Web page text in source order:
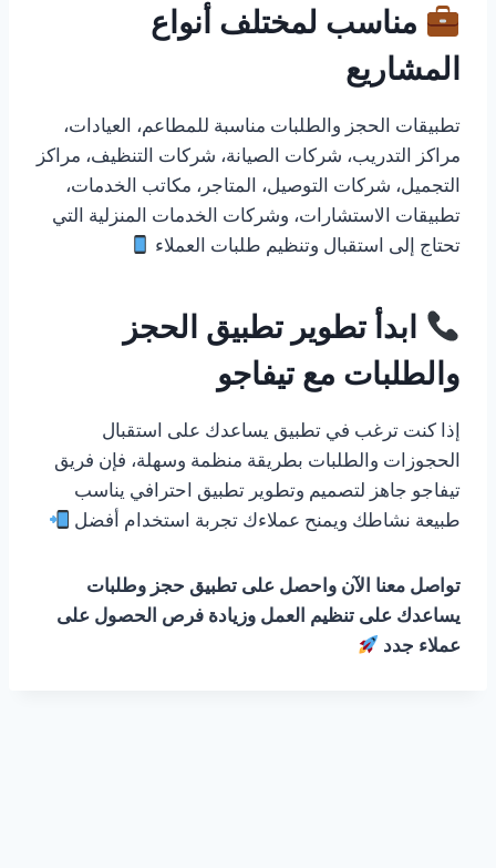
مناسب لمختلف أنواع
المشاريع
تطبيقات الحجز والطلبات مناسبة للمطاعم، العيادات،
مراكز التدريب، شركات الصيانة، شركات التنظيف، مراكز
التجميل، شركات التوصيل، المتاجر، مكاتب الخدمات،
تطبيقات الاستشارات، وشركات الخدمات المنزلية التي
تحتاج إلى استقبال وتنظيم طلبات العملاء
ابدأ تطوير تطبيق الحجز
والطلبات مع تيفاجو
إذا كنت ترغب في تطبيق يساعدك على استقبال
الحجوزات والطلبات بطريقة منظمة وسهلة، فإن فريق
تيفاجو جاهز لتصميم وتطوير تطبيق احترافي يناسب
طبيعة نشاطك ويمنح عملاءك تجربة استخدام أفضل
تواصل معنا الآن واحصل على تطبيق حجز وطلبات
يساعدك على تنظيم العمل وزيادة فرص الحصول على
عملاء جدد